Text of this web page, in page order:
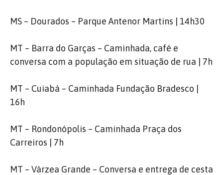
MS – Dourados – Parque Antenor Martins | 14h30
MT – Barra do Garças – Caminhada, café e
conversa com a população em situação de rua | 7h
MT – Cuiabá – Caminhada Fundação Bradesco |
16h
MT – Rondonópolis – Caminhada Praça dos
Carreiros | 7h
MT – Várzea Grande – Conversa e entrega de cesta